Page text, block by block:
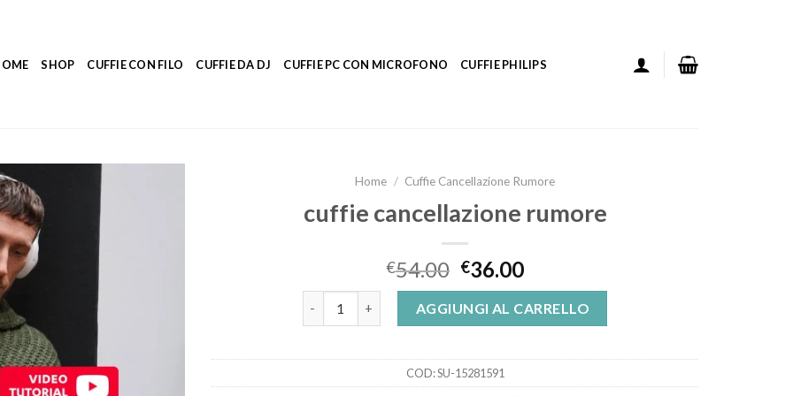
SHOP CUFFIE CON FILO CUFFIE DA DJ CUFFIE PC CON MICROFONO CUFFIE PHILIPS
Home / Cuffie Cancellazione Rumore
cuffie cancellazione rumore
€54.00 €36.00
AGGIUNGI AL CARRELLO
COD:SU-15281591